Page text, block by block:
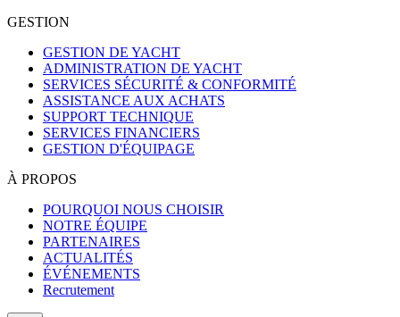
GESTION
GESTION DE YACHT
ADMINISTRATION DE YACHT
SERVICES SÉCURITÉ & CONFORMITÉ
ASSISTANCE AUX ACHATS
SUPPORT TECHNIQUE
SERVICES FINANCIERS
GESTION D'ÉQUIPAGE
À PROPOS
POURQUOI NOUS CHOISIR
NOTRE ÉQUIPE
PARTENAIRES
ACTUALITÉS
ÉVÉNEMENTS
Recrutement